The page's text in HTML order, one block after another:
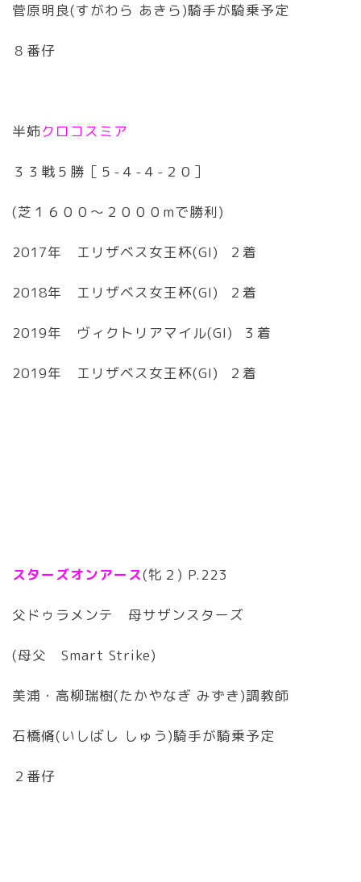
菅原明良(すがわら あきら)騎手が騎乗予定
８番仔
半姉クロコスミア
３３戦５勝［５-４-４-２０］
(芝１６００〜２０００mで勝利)
2017年 エリザベス女王杯(GI) ２着
2018年 エリザベス女王杯(GI) ２着
2019年 ヴィクトリアマイル(GI) ３着
2019年 エリザベス女王杯(GI) ２着
スターズオンアース(牝２) P.223
父ドゥラメンテ 母サザンスターズ
(母父 Smart Strike)
美浦・高柳瑞樹(たかやなぎ みずき)調教師
石橋脩(いしばし しゅう)騎手が騎乗予定
２番仔